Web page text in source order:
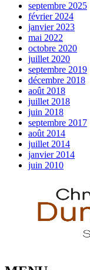
septembre 2025
février 2024
janvier 2023
mai 2022
octobre 2020
juillet 2020
septembre 2019
décembre 2018
août 2018
juillet 2018
juin 2018
septembre 2017
août 2014
juillet 2014
janvier 2014
juin 2010